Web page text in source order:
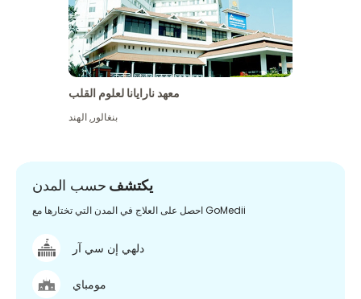
معهد نارايانا لعلوم القلب
بنغالور,الهند
يكتشف حسب المدن
احصل على العلاج في المدن التي تختارها مع GoMedii
دلهي إن سي آر
مومباي